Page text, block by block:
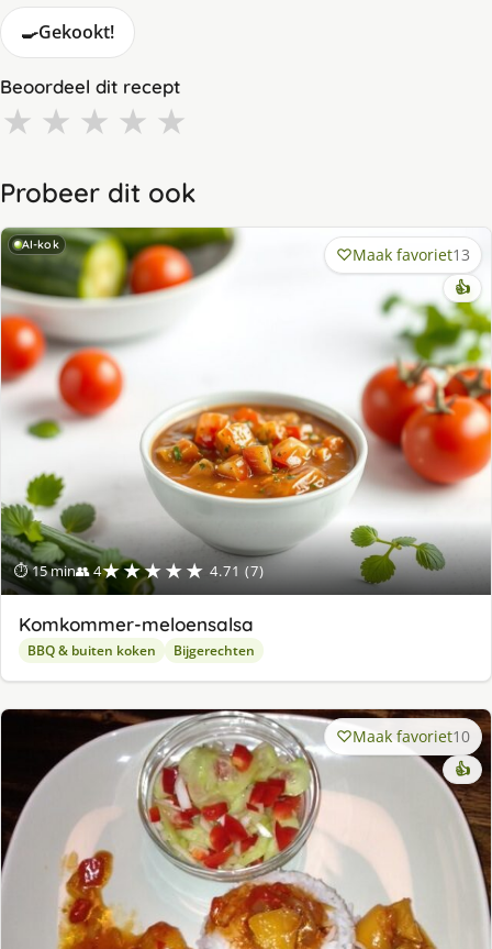
🍳Gekookt!
Beoordeel dit recept
★ ★ ★ ★ ★
Probeer dit ook
AI-kok
⏱ 15 min👥 4★★★★★ 4.71 (7)
Maak favoriet13
👍
Komkommer-meloensalsa
BBQ & buiten koken Bijgerechten
Maak favoriet10
👍